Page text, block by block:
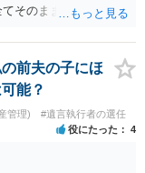
そのまま取得できる
前夫の子にほ
能？
管理) #遺言執行者の選任
役にたった 4